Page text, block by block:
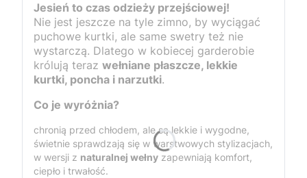
Jesień to czas odzieży przejściowej!
Nie jest jeszcze na tyle zimno, by wyciągać
puchowe kurtki, ale same swetry też nie
wystarczą. Dlatego w kobiecej garderobie
królują teraz wełniane płaszcze, lekkie
kurtki, poncha i narzutki.
Co je wyróżnia?
chronią przed chłodem, ale są lekkie i wygodne,
świetnie sprawdzają się w warstwowych stylizacjach,
w wersji z naturalnej wełny zapewniają komfort,
ciepło i trwałość.